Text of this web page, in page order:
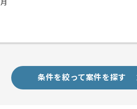
条件を絞って案件を探す